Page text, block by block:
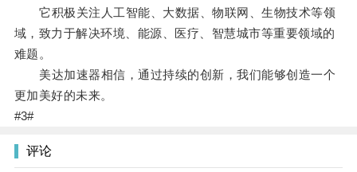
它积极关注人工智能、大数据、物联网、生物技术等领
域，致力于解决环境、能源、医疗、智慧城市等重要领域的
难题。
美达加速器相信，通过持续的创新，我们能够创造一个
更加美好的未来。
#3#
评论